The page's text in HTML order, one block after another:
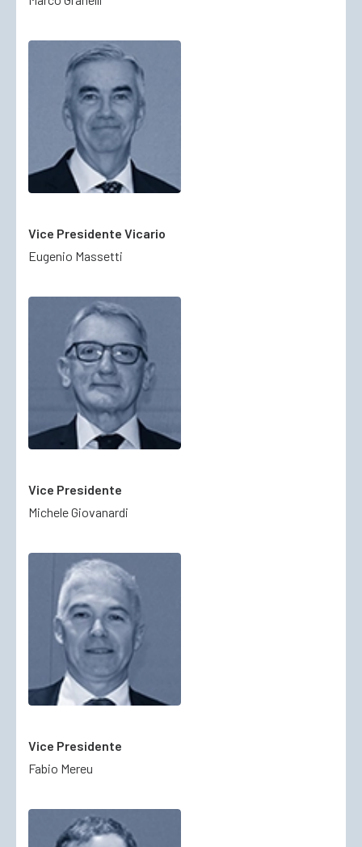
ACCEDI
Vice Presidente Vicario
Eugenio Massetti
Vice Presidente
Michele Giovanardi
Vice Presidente
Fabio Mereu